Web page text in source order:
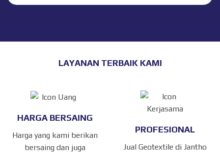
LAYANAN TERBAIK KAMI
HARGA BERSAING
Harga yang kami berikan
bersaing dan juga
PROFESIONAL
Jual Geotextile di Jantho